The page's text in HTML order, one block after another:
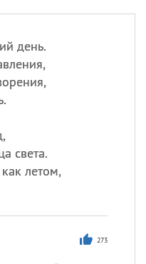
день.
света.
летом,
273
значение